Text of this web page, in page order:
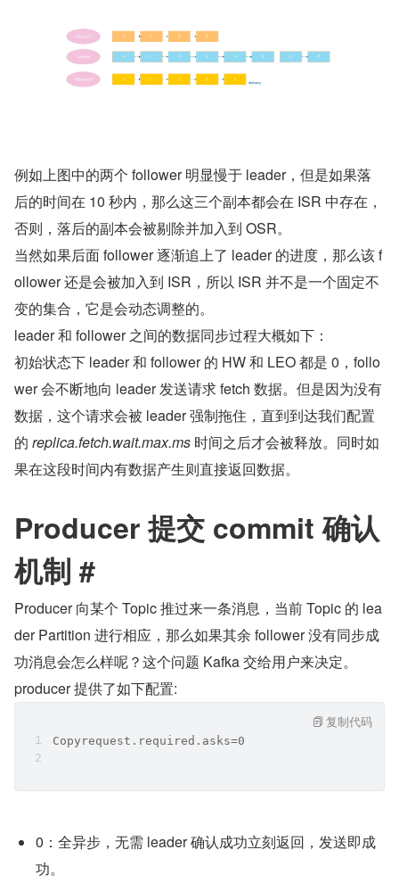
例如上图中的两个 follower 明显慢于 leader，但是如果落
后的时间在 10 秒内，那么这三个副本都会在 ISR 中存在，
否则，落后的副本会被剔除并加入到 OSR。
当然如果后面 follower 逐渐追上了 leader 的进度，那么该 f
ollower 还是会被加入到 ISR，所以 ISR 并不是一个固定不
变的集合，它是会动态调整的。
leader 和 follower 之间的数据同步过程大概如下：
初始状态下 leader 和 follower 的 HW 和 LEO 都是 0，follo
wer 会不断地向 leader 发送请求 fetch 数据。但是因为没有
数据，这个请求会被 leader 强制拖住，直到到达我们配置
的 replica.fetch.wait.max.ms 时间之后才会被释放。同时如
果在这段时间内有数据产生则直接返回数据。
Producer 提交 commit 确认
机制 #
Producer 向某个 Topic 推过来一条消息，当前 Topic 的 lea
der Partition 进行相应，那么如果其余 follower 没有同步成
功消息会怎么样呢？这个问题 Kafka 交给用户来决定。
producer 提供了如下配置:
Copyrequest.required.asks=0
复制代码
0：全异步，无需 leader 确认成功立刻返回，发送即成
功。